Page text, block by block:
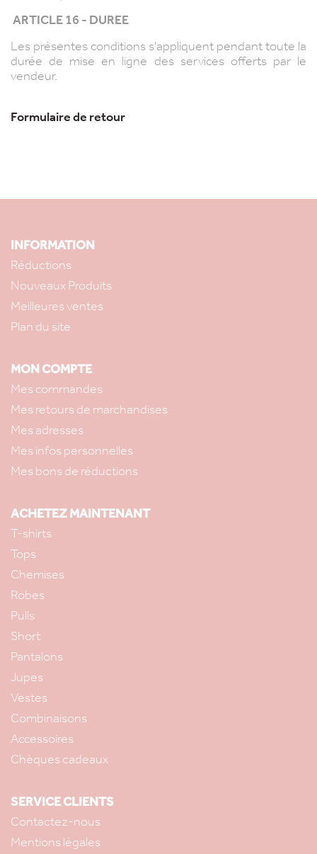
ARTICLE 16 - DUREE
Les présentes conditions s'appliquent pendant toute la
durée de mise en ligne des services offerts par le
vendeur.
Formulaire de retour
INFORMATION
Réductions
Nouveaux Produits
Meilleures ventes
Plan du site
MON COMPTE
Mes commandes
Mes retours de marchandises
Mes adresses
Mes infos personnelles
Mes bons de réductions
ACHETEZ MAINTENANT
T-shirts
Tops
Chemises
Robes
Pulls
Short
Pantalons
Jupes
Vestes
Combinaisons
Accessoires
Chèques cadeaux
SERVICE CLIENTS
Contactez-nous
Mentions légales